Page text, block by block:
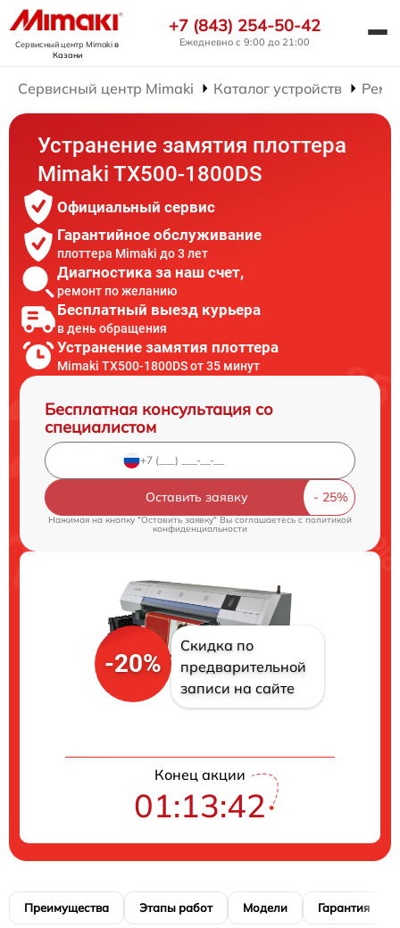
Сервисный центр Mimakiв
Казани
+7 (843) 254-50-42
Ежедневно с 9:00 до 21:00
Сервисный центр Mimaki Каталог устройств
Устранение замятия плоттера
Mimaki TX500-1800DS
Официальный сервис
Гарантийное обслуживание
плоттера Mimaki до 3 лет
Диагностика за наш счет,
ремонт по желанию
Бесплатный выезд курьера
в день обращения
Устранение замятия плоттера
Mimaki TX500-1800DS от 35 минут
Бесплатная консультация со
специалистом
Оставить заявку
Нажимая на кнопку "Оставить заявку" Вы соглашаетесь cполитикой
конфиденциальности
-20%
Скидка по
предварительной
записи на сайте
Конец акции
01:13:41
Преимущества Этапы работ Модели Гарантия